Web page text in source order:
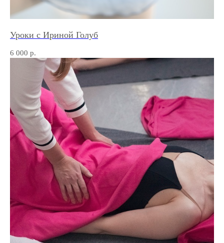
Уроки с Ириной Голуб
6 000 р.
+78126020725
contextprostudio@gmail.com